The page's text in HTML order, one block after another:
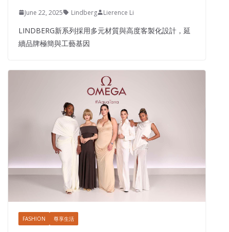
June 22, 2025 Lindberg Lierence Li
LINDBERG新系列採用多元材質與高度客製化設計，延
續品牌極簡與工藝基因
FASHION 尊享生活